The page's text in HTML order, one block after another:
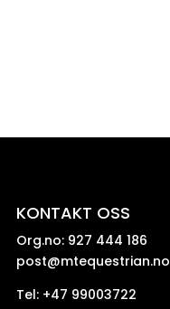
KONTAKT OSS
Org.no: 927 444 186
post@mtequestrian.no
Tel: +47 99003722